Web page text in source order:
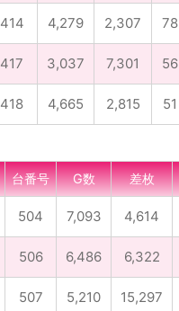
414 4,279 2,307 78
417 3,037 7,301 56
418 4,665 2,815 51
台番号 G数 差枚
504 7,093 4,614
506 6,486 6,322
507 5,210 15,297